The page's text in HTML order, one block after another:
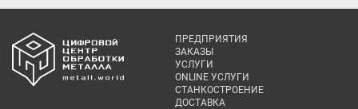
ПРЕДПРИЯТИЯ
ЗАКАЗЫ
УСЛУГИ
ONLINE УСЛУГИ
СТАНКОСТРОЕНИЕ
ДОСТАВКА